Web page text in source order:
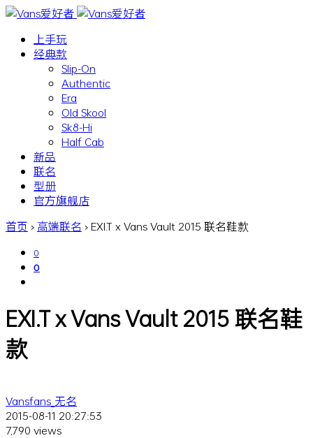
上手玩
经典款
Slip-On
Authentic
Era
Old Skool
Sk8-Hi
Half Cab
新品
联名
型册
官方旗舰店
首页 › 高端联名 ›EXI.T x Vans Vault 2015 联名鞋款
0
0
EXI.T x Vans Vault 2015 联名鞋
款
Vansfans_无名
2015-08-11 20:27:53
7,790 views